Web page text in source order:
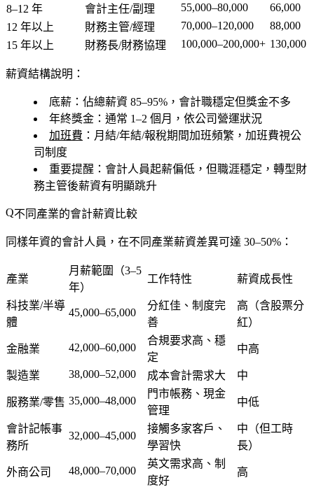
8–12 年
會計主任/副理 55,000–80,000
66,000
12 年以上
財務主管/經理 70,000–120,000
88,000
15 年以上
財務長/財務協理 100,000–200,000+ 130,000
薪資結構說明：
底薪 ：佔總薪資 85–95%，會計職穩定但獎金不多
年終獎金 ：通常 1–2 個月，依公司營運狀況
加班費 ：月結/年結/報稅期間加班頻繁，加班費視公
司制度
重要提醒 ：會計人員起薪偏低，但職涯穩定，轉型財
務主管後薪資有明顯跳升
不同產業的會計薪資比較
同樣年資的會計人員，在不同產業薪資差異可達 30–50%：
產業
月薪範圍（3–5
年）
工作特性 薪資成長性
科技業/半導
體
45,000–65,000
分紅佳、制度完
善
高（含股票分
紅）
金融業 42,000–60,000
合規要求高、穩
定
中高
製造業 38,000–52,000 成本會計需求大 中
服務業/零售 35,000–48,000
門市帳務、現金
管理
中低
會計記帳事
務所
32,000–45,000
接觸多家客戶、
學習快
中（但工時
長）
外商公司 48,000–70,000
英文需求高、制
度好
高